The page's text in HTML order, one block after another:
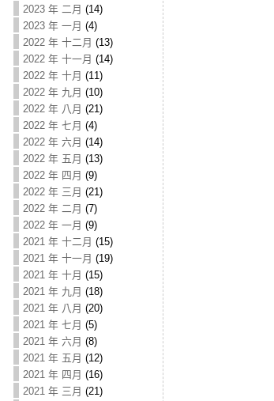
2023 年 二月 (14)
2023 年 一月 (4)
2022 年 十二月 (13)
2022 年 十一月 (14)
2022 年 十月 (11)
2022 年 九月 (10)
2022 年 八月 (21)
2022 年 七月 (4)
2022 年 六月 (14)
2022 年 五月 (13)
2022 年 四月 (9)
2022 年 三月 (21)
2022 年 二月 (7)
2022 年 一月 (9)
2021 年 十二月 (15)
2021 年 十一月 (19)
2021 年 十月 (15)
2021 年 九月 (18)
2021 年 八月 (20)
2021 年 七月 (5)
2021 年 六月 (8)
2021 年 五月 (12)
2021 年 四月 (16)
2021 年 三月 (21)